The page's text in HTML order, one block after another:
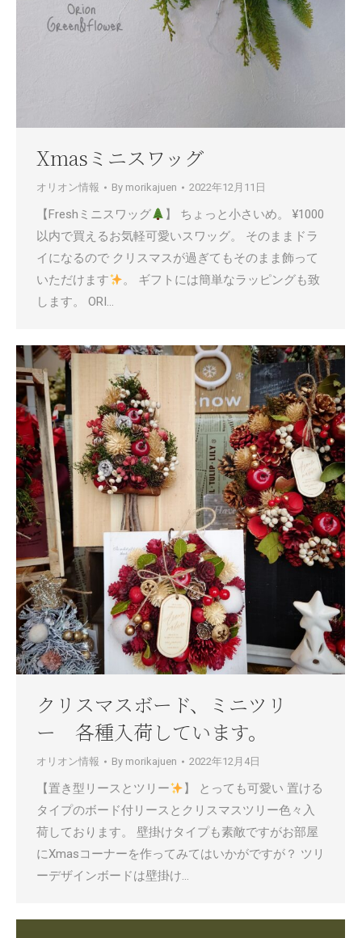
Xmasミニスワッグ
オリオン情報 By morikajuen 2022年12月11日
【Freshミニスワッグ
】 ちょっと小さいめ。 ¥1000
以内で買えるお気軽可愛いスワッグ。 そのままドラ
イになるので クリスマスが過ぎてもそのまま飾って
いただけます
。 ギフトには簡単なラッピングも致
します。 ORI…
クリスマスボード、ミニツリ
ー 各種入荷しています。
オリオン情報 By morikajuen 2022年12月4日
【置き型リースとツリー
】 とっても可愛い 置ける
タイプのボード付リースとクリスマスツリー色々入
荷しております。 壁掛けタイプも素敵ですがお部屋
にXmasコーナーを作ってみてはいかがですが？ ツリ
ーデザインボードは壁掛け…